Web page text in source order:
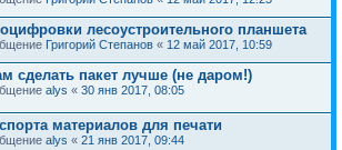
лесоустроительного планшета
Григорий Степанов « 12 май 2017, 10:59
сделать пакет лучше (не даром!)
alys « 30 янв 2017, 08:05
материалов для печати
alys « 21 янв 2017, 09:44